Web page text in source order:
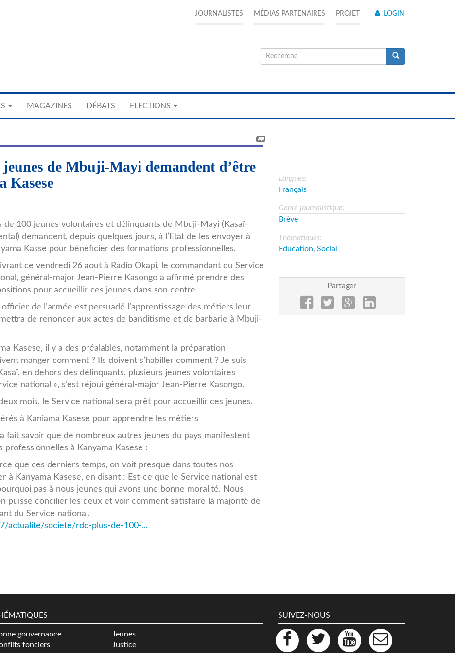
JOURNALISTES MÉDIAS PARTENAIRES PROJET LOGIN
Formulaire
recherche
MAGAZINES DÉBATS ELECTIONS
de Mbuji-Mayi demandent d’être
Kasese
de 100 jeunes volontaires et délinquants de Mbuji-Mayi (Kasaï-
demandent, depuis quelques jours, à l’Etat de les envoyer à
Kasse pour bénéficier des formations professionnelles.
ce vendredi 26 aout à Radio Okapi, le commandant du Service
général-major Jean-Pierre Kasongo a affirmé prendre des
pour accueillir ces jeunes dans son centre.
officier de l’armée est persuadé l’apprentissage des métiers leur
de renoncer aux actes de banditisme et de barbarie à Mbuji-
Kasese, il y a des préalables, notamment la préparation
manger comment ? Ils doivent s’habiller comment ? Je suis
en dehors des délinquants, plusieurs jeunes volontaires
national », s’est réjoui général-major Jean-Pierre Kasongo.
mois, le Service national sera prêt pour accueillir ces jeunes.
à Kaniama Kasese pour apprendre les métiers
fait savoir que de nombreux autres jeunes du pays manifestent
à Kanyama Kasese :
que ces derniers temps, on voit presque dans toutes nos
à Kanyama Kasese, en disant : Est-ce que le Service national est
pas à nous jeunes qui avons une bonne moralité. Nous
puisse concilier les deux et voir comment satisfaire la majorité de
du Service national.
actualite/societe/rdc-plus-de-100-...
Langues:
Français
Genre journalistique:
Brève
Thématiques:
Education, Social
Partager
gouvernance
fonciers
Jeunes
Justice
SUIVEZ-NOUS